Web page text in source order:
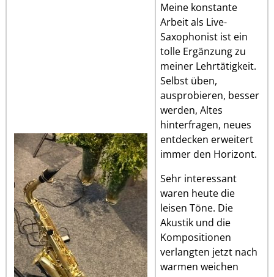
Meine konstante
Arbeit als Live-
Saxophonist ist ein
tolle Ergänzung zu
meiner Lehrtätigkeit.
Selbst üben,
ausprobieren, besser
werden, Altes
hinterfragen, neues
entdecken erweitert
immer den Horizont.
Sehr interessant
waren heute die
leisen Töne. Die
Akustik und die
Kompositionen
verlangten jetzt nach
warmen weichen